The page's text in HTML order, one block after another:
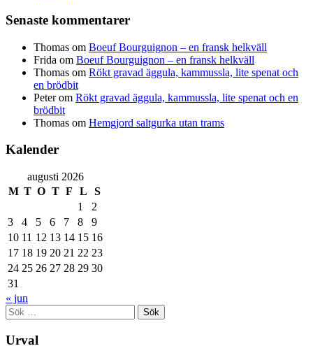
Senaste kommentarer
Thomas om Boeuf Bourguignon – en fransk helkväll
Frida om Boeuf Bourguignon – en fransk helkväll
Thomas om Rökt gravad äggula, kammussla, lite spenat och
en brödbit
Peterom Rökt gravad äggula, kammussla, lite spenat och en
brödbit
Thomas om Hemgjord saltgurka utan trams
Kalender
augusti 2026
M T O T F L
S
1
2
3
4 5 6 7 8
9
10 11 12 13 14 15 16
17 18 19 20 21 22 23
24 25 26 27 28 29 30
31
« jun
Sök
efter:
Urval